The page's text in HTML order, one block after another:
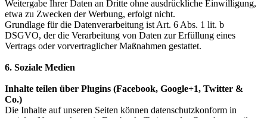
Weitergabe Ihrer Daten an Dritte ohne ausdrückliche Einwilligung,
etwa zu Zwecken der Werbung, erfolgt nicht.
Grundlage für die Datenverarbeitung ist Art. 6 Abs. 1 lit. b
DSGVO, der die Verarbeitung von Daten zur Erfüllung eines
Vertrags oder vorvertraglicher Maßnahmen gestattet.
6. Soziale Medien
Inhalte teilen über Plugins (Facebook, Google+1, Twitter &
Co.)
Die Inhalte auf unseren Seiten können datenschutzkonform in